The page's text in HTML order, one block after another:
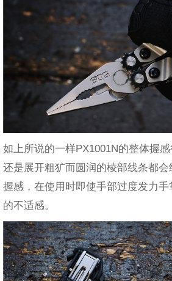
如上所说的一样PX1001N的整体握
还是展开粗犷而圆润的棱部线条都
握感，在使用时即使手部过度发力
的不适感。